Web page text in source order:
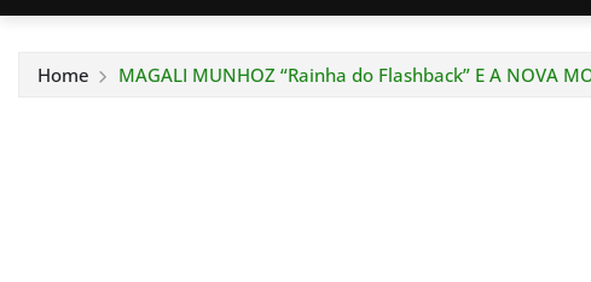
Home MAGALI MUNHOZ “Rainha do Flashback” E A NOVA